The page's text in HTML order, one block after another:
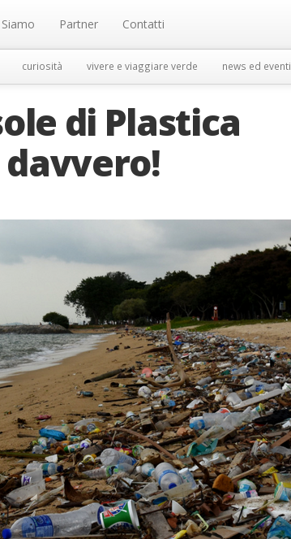
Partner Contatti
curiosità vivere e viaggiare verde news ed eventi
di Plastica
davvero!